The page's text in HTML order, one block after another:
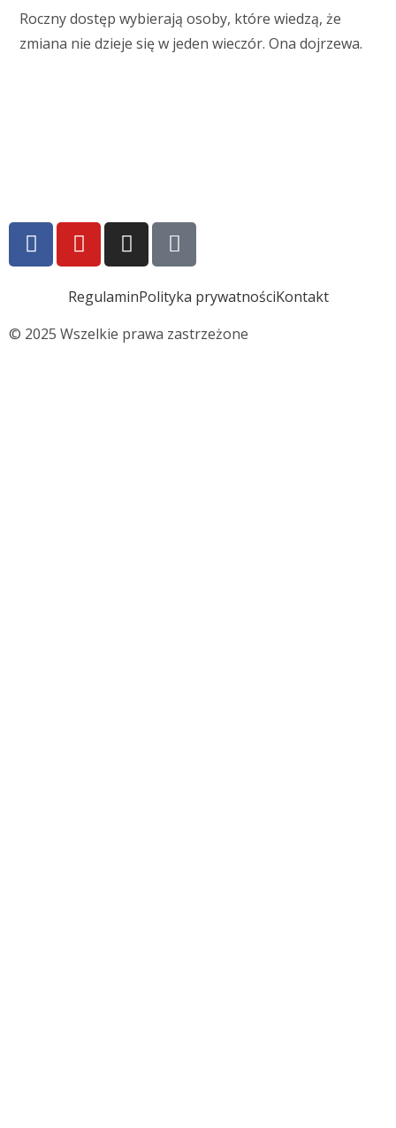
Roczny dostęp wybierają osoby, które wiedzą, że
zmiana nie dzieje się w jeden wieczór. Ona dojrzewa.
RegulaminPolityka prywatnościKontakt
© 2025 Wszelkie prawa zastrzeżone